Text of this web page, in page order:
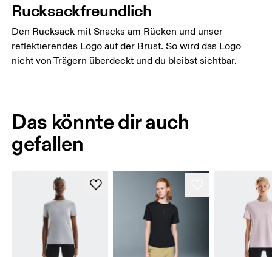
Rucksackfreundlich
Den Rucksack mit Snacks am Rücken und unser
reflektierendes Logo auf der Brust. So wird das Logo
nicht von Trägern überdeckt und du bleibst sichtbar.
Das könnte dir auch
gefallen